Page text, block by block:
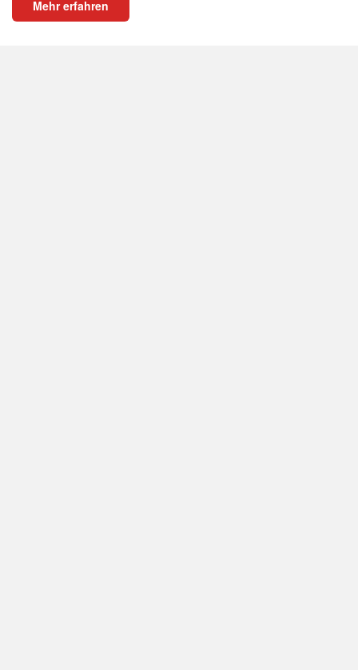
Mehr erfahren